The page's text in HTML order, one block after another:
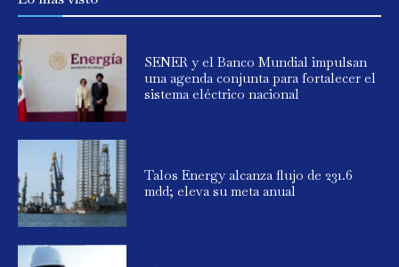
SENER y el Banco Mundial impulsan
una agenda conjunta para fortalecer el
sistema eléctrico nacional
Talos Energy alcanza flujo de 231.6
mdd; eleva su meta anual